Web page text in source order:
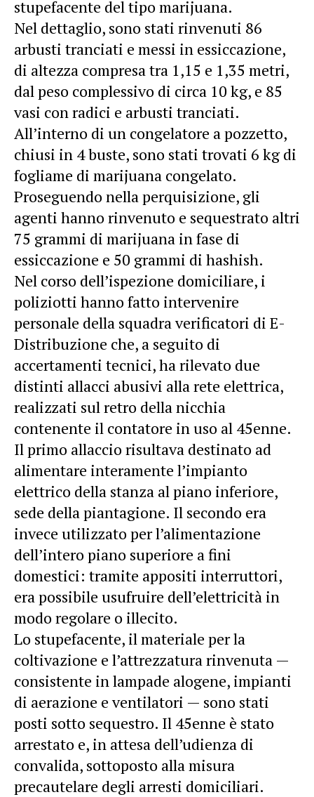
stupefacente del tipo marijuana.
Nel dettaglio, sono stati rinvenuti 86
arbusti tranciati e messi in essiccazione,
di altezza compresa tra 1,15 e 1,35 metri,
dal peso complessivo di circa 10 kg, e 85
vasi con radici e arbusti tranciati.
All’interno di un congelatore a pozzetto,
chiusi in 4 buste, sono stati trovati 6 kg di
fogliame di marijuana congelato.
Proseguendo nella perquisizione, gli
agenti hanno rinvenuto e sequestrato altri
75 grammi di marijuana in fase di
essiccazione e 50 grammi di hashish.
Nel corso dell’ispezione domiciliare, i
poliziotti hanno fatto intervenire
personale della squadra verificatori di E-
Distribuzione che, a seguito di
accertamenti tecnici, ha rilevato due
distinti allacci abusivi alla rete elettrica,
realizzati sul retro della nicchia
contenente il contatore in uso al 45enne.
Il primo allaccio risultava destinato ad
alimentare interamente l’impianto
elettrico della stanza al piano inferiore,
sede della piantagione. Il secondo era
invece utilizzato per l’alimentazione
dell’intero piano superiore a fini
domestici: tramite appositi interruttori,
era possibile usufruire dell’elettricità in
modo regolare o illecito.
Lo stupefacente, il materiale per la
coltivazione e l’attrezzatura rinvenuta —
consistente in lampade alogene, impianti
di aerazione e ventilatori — sono stati
posti sotto sequestro. Il 45enne è stato
arrestato e, in attesa dell’udienza di
convalida, sottoposto alla misura
precautelare degli arresti domiciliari.